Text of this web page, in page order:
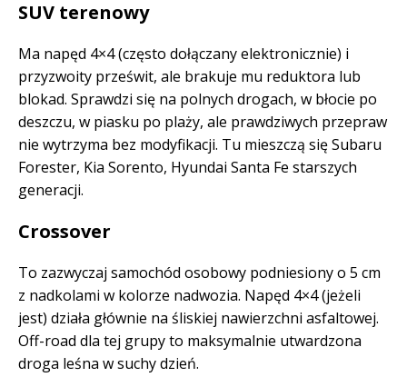
SUV terenowy
Ma napęd 4×4 (często dołączany elektronicznie) i
przyzwoity prześwit, ale brakuje mu reduktora lub
blokad. Sprawdzi się na polnych drogach, w błocie po
deszczu, w piasku po plaży, ale prawdziwych przepraw
nie wytrzyma bez modyfikacji. Tu mieszczą się Subaru
Forester, Kia Sorento, Hyundai Santa Fe starszych
generacji.
Crossover
To zazwyczaj samochód osobowy podniesiony o 5 cm
z nadkolami w kolorze nadwozia. Napęd 4×4 (jeżeli
jest) działa głównie na śliskiej nawierzchni asfaltowej.
Off-road dla tej grupy to maksymalnie utwardzona
droga leśna w suchy dzień.